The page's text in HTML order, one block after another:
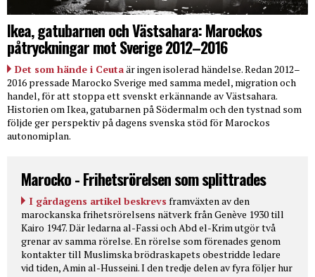
Ikea, gatubarnen och Västsahara: Marockos
påtryckningar mot Sverige 2012–2016
Det som hände i Ceutaär ingen isolerad händelse. Redan 2012–
2016 pressade Marocko Sverige med samma medel, migration och
handel, för att stoppa ett svenskt erkännande av Västsahara.
Historien om Ikea, gatubarnen på Södermalm och den tystnad som
följde ger perspektiv på dagens svenska stöd för Marockos
autonomiplan.
Marocko - Frihetsrörelsen som splittrades
I gårdagens artikel beskrevs framväxten av den
marockanska frihetsrörelsens nätverk från Genève 1930 till
Kairo 1947. Där ledarna al-Fassi och Abd el-Krim utgör två
grenar av samma rörelse. En rörelse som förenades genom
kontakter till Muslimska brödraskapets obestridde ledare
vid tiden, Amin al-Husseini. I den tredje delen av fyra följer hur